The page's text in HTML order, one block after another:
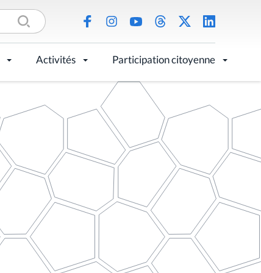
Activités Participation citoyenne